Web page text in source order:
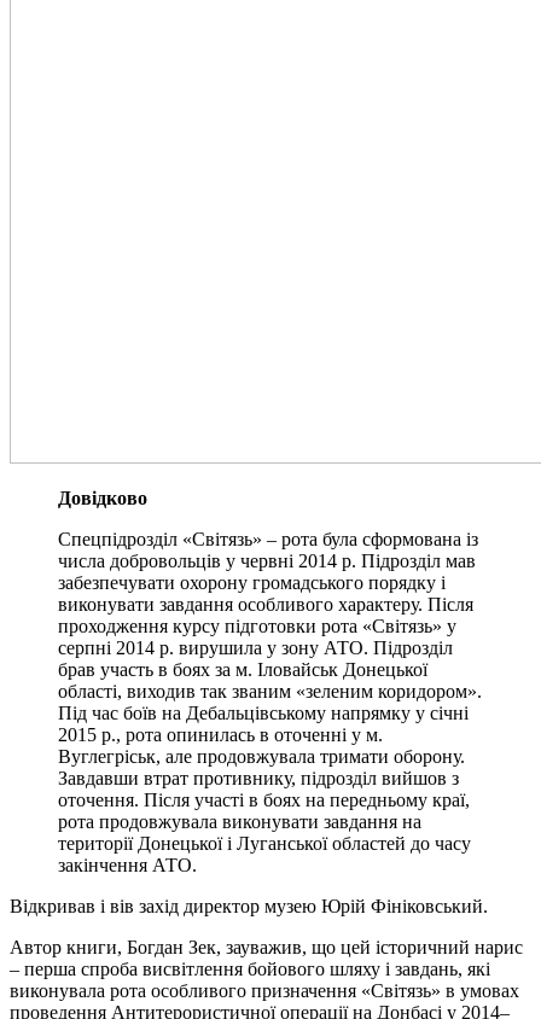
Довідково
Спецпідрозділ «Світязь» – рота була сформована із
числа добровольців у червні 2014 р. Підрозділ мав
забезпечувати охорону громадського порядку і
виконувати завдання особливого характеру. Після
проходження курсу підготовки рота «Світязь» у
серпні 2014 р. вирушила у зону АТО. Підрозділ
брав участь в боях за м. Іловайськ Донецької
області, виходив так званим «зеленим коридором».
Під час боїв на Дебальцівському напрямку у січні
2015 р., рота опинилась в оточенні у м.
Вуглегріськ, але продовжувала тримати оборону.
Завдавши втрат противнику, підрозділ вийшов з
оточення. Після участі в боях на передньому краї,
рота продовжувала виконувати завдання на
території Донецької і Луганської областей до часу
закінчення АТО.
Відкривав і вів захід директор музею Юрій Фініковський.
Автор книги, Богдан Зек, зауважив, що цей історичний нарис
– перша спроба висвітлення бойового шляху і завдань, які
виконувала рота особливого призначення «Світязь» в умовах
проведення Антитерористичної операції на Донбасі у 2014–